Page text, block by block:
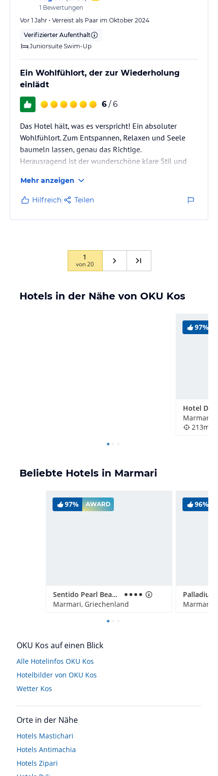
1 Bewertungen
Vor 1 Jahr • Verreist als Paar im Oktober 2024
Verifizierter Aufenthalt
Juniorsuite Swim-Up
Ein Wohlfühlort, der zur Wiederholung
einlädt
6 / 6
Das Hotel hält, was es verspricht! Ein absoluter
Wohlfühlort. Zum Entspannen, Relaxen und Seele
baumeln lassen, genau das Richtige.
Herausragend ist der wunderschöne klare Stil und
Mehr anzeigen
Hilfreich Teilen
1
von20
Hotels in der Nähe von OKU Kos
97%
Marmari,
213m
Beliebte Hotels in Marmari
97% AWARD
Sentido Pearl Beach Kos – Adults only
Marmari, Griechenland
96%
Marmari,
OKU Kos auf einen Blick
Alle Hotelinfos OKU Kos
Hotelbilder von OKU Kos
Wetter Kos
Orte in der Nähe
Hotels Mastichari
Hotels Antimachia
Hotels Zipari